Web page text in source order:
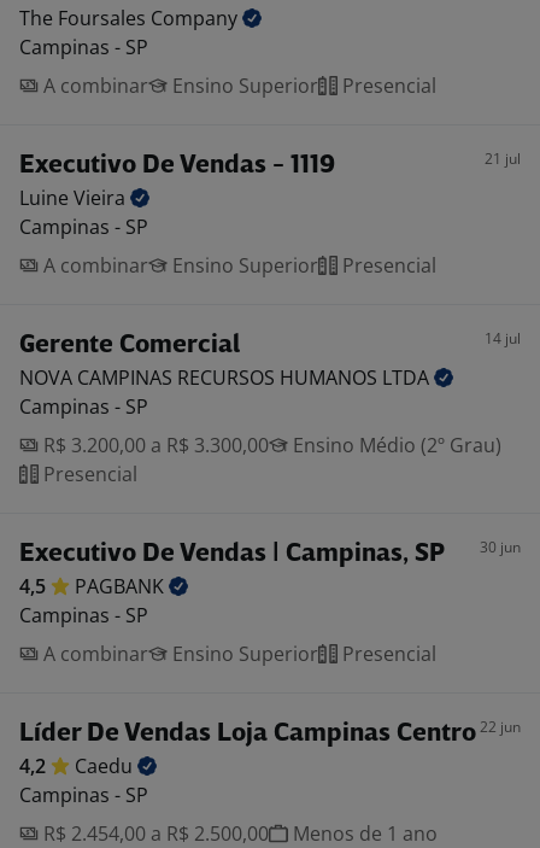
The Foursales Company
Campinas - SP
A combinar
Ensino Superior Presencial
Executivo De Vendas - 1119 21 jul
Luine Vieira
Campinas - SP
A combinar
Ensino Superior Presencial
Gerente Comercial 14 jul
NOVA CAMPINAS RECURSOS HUMANOS LTDA
Campinas - SP
R$ 3.200,00 a R$ 3.300,00
Ensino Médio (2º Grau)
Presencial
Executivo De Vendas | Campinas, SP 30 jun
4,5
PAGBANK
Campinas - SP
A combinar
Ensino Superior Presencial
Líder De Vendas Loja Campinas Centro22 jun
4,2
Caedu
Campinas - SP
R$ 2.454,00 a R$ 2.500,00
Menos de 1 ano